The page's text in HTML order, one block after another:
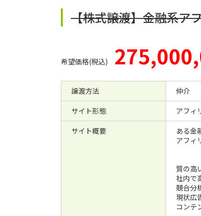
【株式譲渡】金融系ア
希望価格(税込)
譲渡方法
仲介
サイト形態
アフィ
サイト概要
ある金
アフィ
質の高
社内で
競合分
現状広
コンテ